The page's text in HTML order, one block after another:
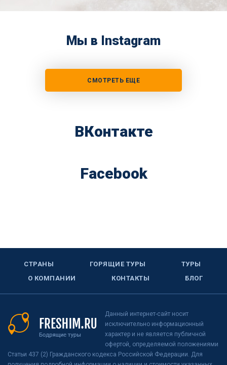
Мы в Instagram
СМОТРЕТЬ ЕЩЕ
ВКонтакте
Facebook
СТРАНЫ ГОРЯЩИЕ ТУРЫ
ТУРЫ
О КОМПАНИИ
КОНТАКТЫ БЛОГ
Данный интернет-сайт носит
исключительно информационный
характер и не является публичной
офертой, определяемой положениями
Статьи 437 (2) Гражданского кодекса Российской Федерации. Для